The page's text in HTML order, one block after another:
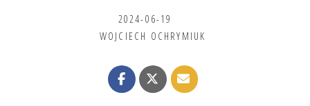
2024-06-19
WOJCIECH OCHRYMIUK